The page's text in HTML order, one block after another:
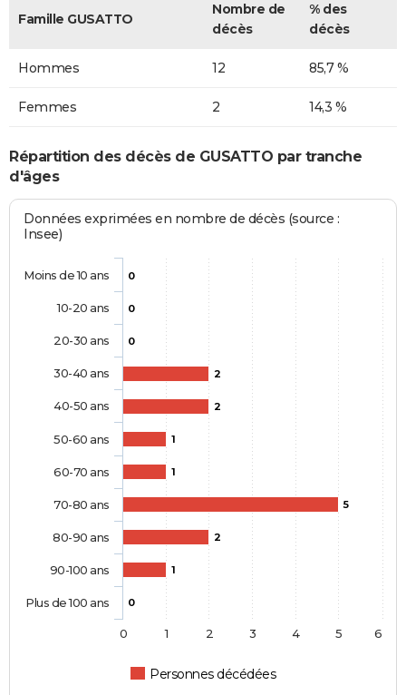
Famille GUSATTO
Nombre de
décès
% des
décès
Hommes 12 85,7 %
Femmes 2 14,3 %
Répartition des décès de GUSATTO par tranche
d'âges
Données exprimées en nombre de décès (source :
Insee)
0
0
0
2
2
1
1
5
2
1
0
Personnes décédées
Moins de 10 ans
10-20 ans
20-30 ans
30-40 ans
40-50 ans
50-60 ans
60-70 ans
70-80 ans
80-90 ans
90-100 ans
Plus de 100 ans
0 1 2 3 4 5 6